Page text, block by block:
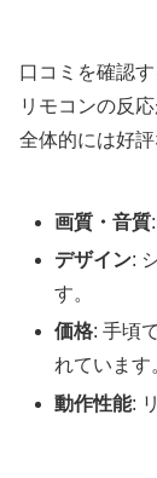
口コミを確認
リモコンの反
全体的には好評
画質・音質
デザイン:
す。
価格: 手頃
れています
動作性能: